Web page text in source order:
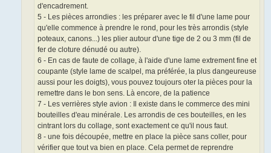
d'encadrement.
5 - Les pièces arrondies : les préparer avec le fil d'une lame pour
qu'elle commence à prendre le rond, pour les très arrondis (style
poteaux, canons...) les plier autour d'une tige de 2 ou 3 mm (fil de
fer de cloture dénudé ou autre).
6 - En cas de faute de collage, à l'aide d'une lame extrement fine et
coupante (style lame de scalpel, ma préférée, la plus dangeureuse
aussi pour les doigts), vous pouvez toujours oter la pièces pour la
remettre dans le bon sens. Là encore, de la patience
7 - Les verrières style avion : Il existe dans le commerce des mini
bouteilles d'eau minérale. Les arrondis de ces bouteilles, en les
cintrant lors du collage, sont exactement ce qu'il nous faut.
8 - une fois découpée, mettre en place la pièce sans coller, pour
vérifier que tout va bien en place. Cela permet de reprendre